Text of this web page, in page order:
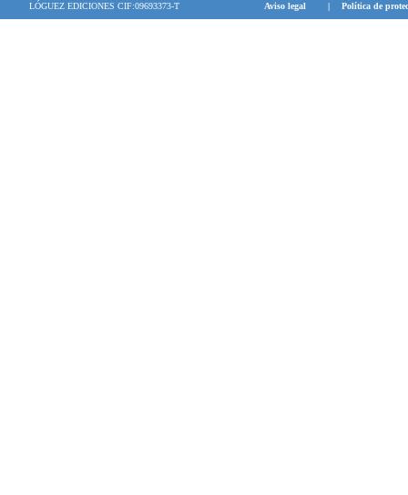
LÓGUEZ EDICIONES CIF:09693373-T Aviso legal | Política de